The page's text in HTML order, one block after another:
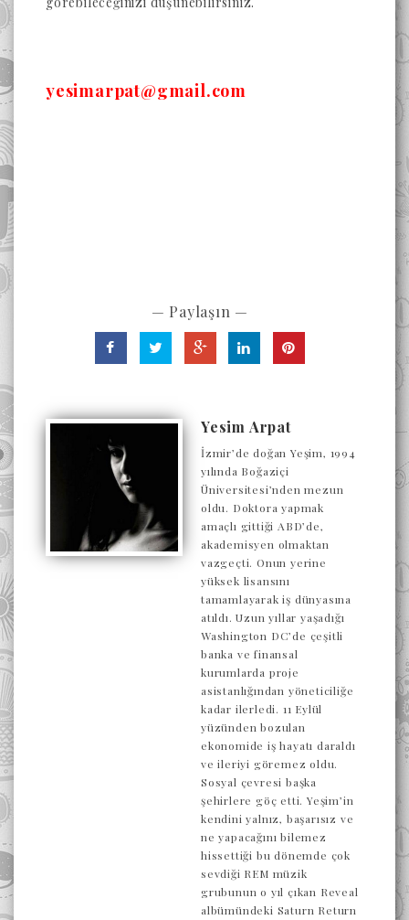
yesimarpat@gmail.com
— Paylaşın —
Yesim Arpat
İzmir’de doğan Yeşim, 1994
yılında Boğaziçi
Üniversitesi’nden mezun
oldu. Doktora yapmak
amaçlı gittiği ABD’de,
akademisyen olmaktan
vazgeçti. Onun yerine
yüksek lisansını
tamamlayarak iş dünyasına
atıldı. Uzun yıllar yaşadığı
Washington DC’de çeşitli
banka ve finansal
kurumlarda proje
asistanlığından yöneticiliğe
kadar ilerledi. 11 Eylül
yüzünden bozulan
ekonomide iş hayatı daraldı
ve ileriyi göremez oldu.
Sosyal çevresi başka
şehirlere göç etti. Yeşim’in
kendini yalnız, başarısız ve
ne yapacağını bilemez
hissettiği bu dönemde çok
sevdiği REM müzik
grubunun o yıl çıkan Reveal
albümündeki Saturn Return